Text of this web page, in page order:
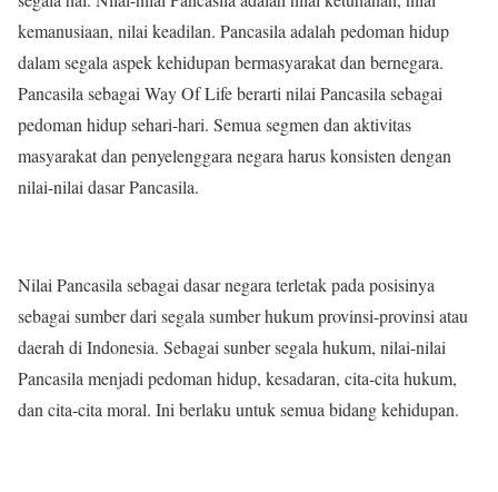
kemanusiaan, nilai keadilan. Pancasila adalah pedoman hidup
dalam segala aspek kehidupan bermasyarakat dan bernegara.
Pancasila sebagai Way Of Life berarti nilai Pancasila sebagai
pedoman hidup sehari-hari. Semua segmen dan aktivitas
masyarakat dan penyelenggara negara harus konsisten dengan
nilai-nilai dasar Pancasila.
Nilai Pancasila sebagai dasar negara terletak pada posisinya
sebagai sumber dari segala sumber hukum provinsi-provinsi atau
daerah di Indonesia. Sebagai sunber segala hukum, nilai-nilai
Pancasila menjadi pedoman hidup, kesadaran, cita-cita hukum,
dan cita-cita moral. Ini berlaku untuk semua bidang kehidupan.